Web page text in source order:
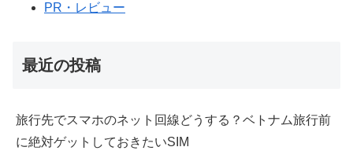
PR・レビュー
最近の投稿
旅行先でスマホのネット回線どうする？ベトナム旅行前
に絶対ゲットしておきたいSIM